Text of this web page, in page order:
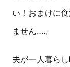
い！おまけに
ません‥‥。
夫が一人暮ら